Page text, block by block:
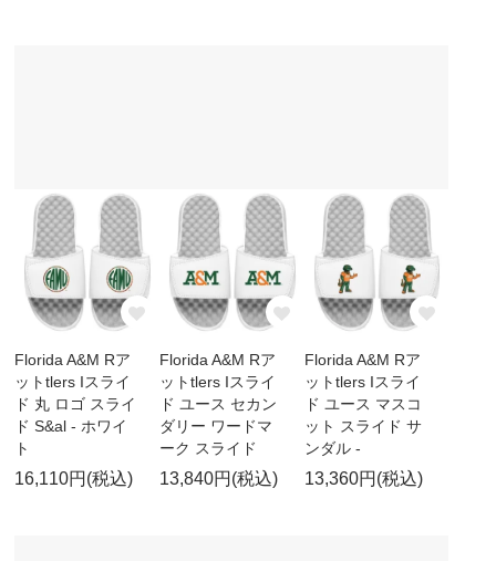
Florida A&M Rア
ットtlers Iスライ
ド 丸 ロゴ スライ
ド S&al - ホワイ
ト
16,110円(税込)
Florida A&M Rア
ットtlers Iスライ
ド ユース セカン
ダリー ワードマ
ーク スライド
13,840円(税込)
Florida A&M Rア
ットtlers Iスライ
ド ユース マスコ
ット スライド サ
ンダル -
13,360円(税込)